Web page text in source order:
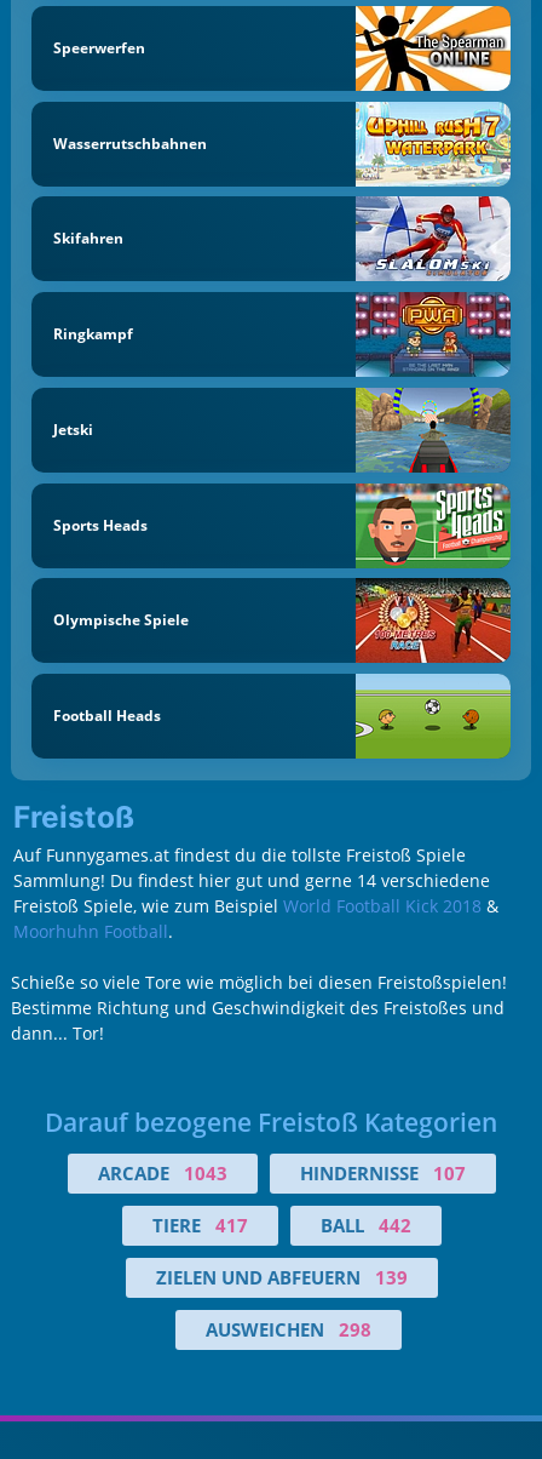
Speerwerfen
Wasserrutschbahnen
Skifahren
Ringkampf
Jetski
Sports Heads
Olympische Spiele
Football Heads
Freistoß
Auf Funnygames.at findest du die tollste Freistoß Spiele
Sammlung! Du findest hier gut und gerne 14 verschiedene
Freistoß Spiele, wie zum Beispiel World Football Kick 2018 &
Moorhuhn Football.
Schieße so viele Tore wie möglich bei diesen Freistoßspielen!
Bestimme Richtung und Geschwindigkeit des Freistoßes und
dann... Tor!
Darauf bezogene Freistoß Kategorien
ARCADE 1043 HINDERNISSE 107
TIERE 417 BALL 442
ZIELEN UND ABFEUERN 139
AUSWEICHEN 298